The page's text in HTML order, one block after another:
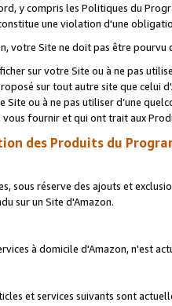
y compris les Politiques du
une violation d'une
votre Site ne doit pas être
sur votre Site ou à ne pas
sur tout autre site que celui
Site ou à ne pas utiliser d’une
vous fournir et qui ont trait aux
des Produits du
sous réserve des ajouts et
sur un Site d'Amazon.
à domicile d'Amazon, n'est
et services suivants sont